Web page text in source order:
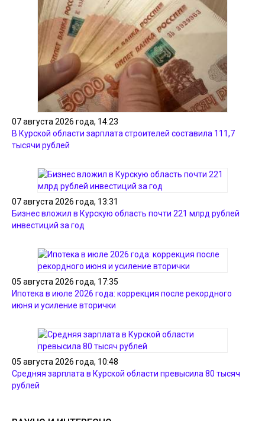
07 августа 2026 года, 14:23
В Курской области зарплата строителей составила 111,7
тысячи рублей
07 августа 2026 года, 13:31
Бизнес вложил в Курскую область почти 221 млрд рублей
инвестиций за год
05 августа 2026 года, 17:35
Ипотека в июле 2026 года: коррекция после рекордного
июня и усиление вторички
05 августа 2026 года, 10:48
Средняя зарплата в Курской области превысила 80 тысяч
рублей